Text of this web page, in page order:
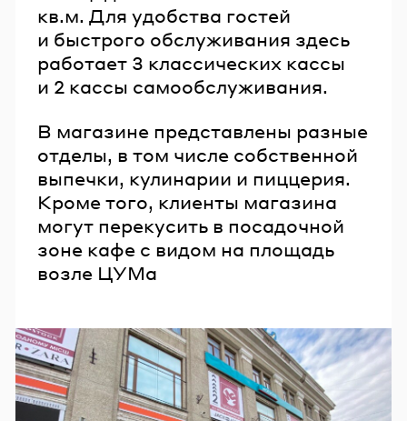
кв.м. Для удобства гостей
и быстрого обслуживания здесь
работает 3 классических кассы
и 2 кассы самообслуживания.
В магазине представлены разные
отделы, в том числе собственной
выпечки, кулинарии и пиццерия.
Кроме того, клиенты магазина
могут перекусить в посадочной
зоне кафе с видом на площадь
возле ЦУМа